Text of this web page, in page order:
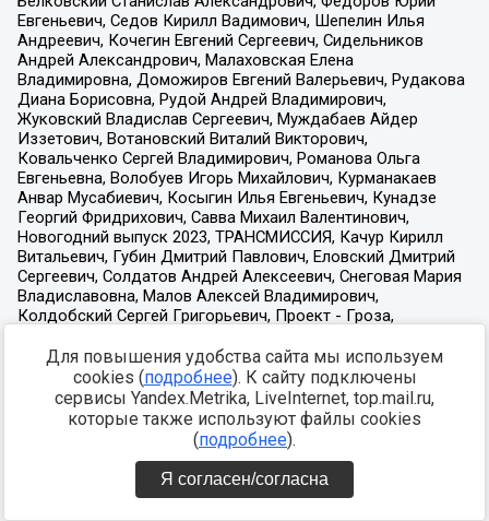
Для повышения удобства сайта мы используем
cookies (подробнее). К сайту подключены
сервисы Yandex.Metrika, LiveInternet, top.mail.ru,
которые также используют файлы cookies
(подробнее).
Я согласен/согласна